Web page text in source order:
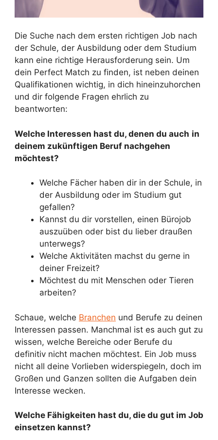
Die Suche nach dem ersten richtigen Job nach
der Schule, der Ausbildung oder dem Studium
kann eine richtige Herausforderung sein. Um
dein Perfect Match zu finden, ist neben deinen
Qualifikationen wichtig, in dich hineinzuhorchen
und dir folgende Fragen ehrlich zu
beantworten:
Welche Interessen hast du, denen du auch in
deinem zukünftigen Beruf nachgehen
möchtest?
Welche Fächer haben dir in der Schule, in
der Ausbildung oder im Studium gut
gefallen?
Kannst du dir vorstellen, einen Bürojob
auszuüben oder bist du lieber draußen
unterwegs?
Welche Aktivitäten machst du gerne in
deiner Freizeit?
Möchtest du mit Menschen oder Tieren
arbeiten?
Schaue, welche Branchen und Berufe zu deinen
Interessen passen. Manchmal ist es auch gut zu
wissen, welche Bereiche oder Berufe du
definitiv nicht machen möchtest. Ein Job muss
nicht all deine Vorlieben widerspiegeln, doch im
Großen und Ganzen sollten die Aufgaben dein
Interesse wecken.
Welche Fähigkeiten hast du, die du gut im Job
einsetzen kannst?